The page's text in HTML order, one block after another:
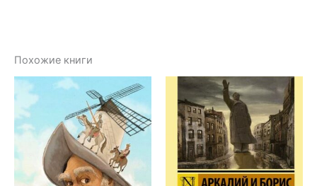
Похожие книги